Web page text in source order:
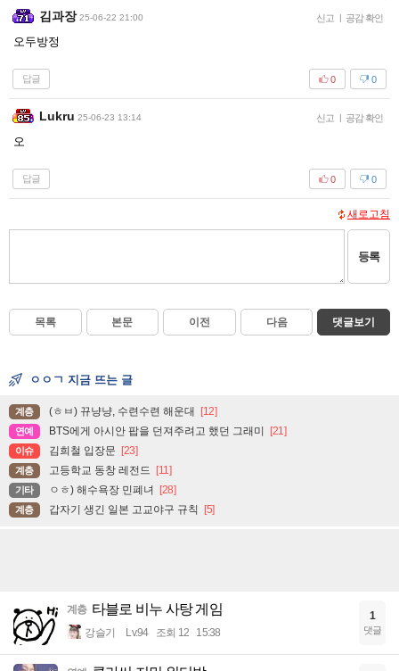
김과장 25-06-22 21:00 신고 | 공감 확인
오두방정
답글 0
0
Lukru 25-06-23 13:14 신고 | 공감 확인
오
답글 0
0
새로고침
등록
목록 본문 이전 다음 댓글보기
ㅇㅇㄱ 지금 뜨는 글
계층 (ㅎㅂ) 뀨냥냥, 수련수련 해운대 [12]
연예 BTS에게 아시안 팝을 던져주려고 했던 그래미 [21]
이슈 김희철 입장문 [23]
계층 고등학교 동창 레전드 [11]
기타 ㅇㅎ) 해수욕장 민폐녀 [28]
계층 갑자기 생긴 일본 고교야구 규칙 [5]
계층 타블로 비누 사탕 게임
강슬기 Lv.94 조회 12 15:38
1
댓글